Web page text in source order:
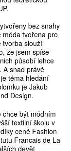
bez snahy
móda tvořena pro
tvorba slouží
že jsem spíše
působí lehce
A snad právě
téma hledání
je Jakub
Design.
chce být módním
textilní školu v
ceně Fashion
Francais de La
devět